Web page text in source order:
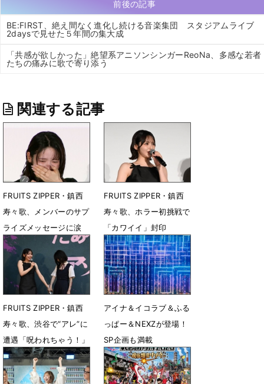
前後の記事
BE:FIRST、絶え間なく進化し続ける音楽集団 スタジアムライブ
2daysで見せた５年間の集大成
「共感が欲しかった」絶望系アニソンシンガーReoNa、多感な若者
たちの痛みに歌で寄り添う
関連する記事
FRUITS ZIPPER・鎮西
寿々歌、メンバーのサプ
ライズメッセージに涙
7月24日 22時38分
FRUITS ZIPPER・鎮西
寿々歌、ホラー初挑戦で
「カワイイ」封印
7月11日 18時54分
FRUITS ZIPPER・鎮西
寿々歌、渋谷で“アレ”に
遭遇「呪われちゃう！」
7月11日 18時48分
アイナ＆イコラブ＆ふる
っぱー＆NEXZが登場！
SP企画も満載
「Venue101 EXTRA」
Day1見どころを紹介